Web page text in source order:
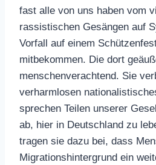
fast alle von uns haben vom
rassistischen Gesängen auf
Vorfall auf einem
mitbekommen. Die dort
menschenverachtend. Sie
verharmlosen
sprechen Teilen unserer
ab, hier in Deutschland zu
tragen sie dazu bei, dass
Migrationshintergrund ein